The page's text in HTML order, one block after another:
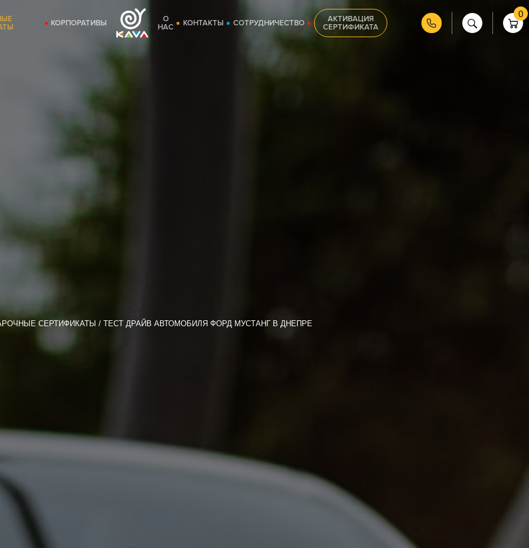
КОРПОРАТИВЫ
О
НАС
КОНТАКТЫ СОТРУДНИЧЕСТВО
АКТИВАЦИЯ
СЕРТИФИКАТА
0
СЕРТИФИКАТЫ ТЕСТ ДРАЙВ АВТОМОБИЛЯ ФОРД МУСТАНГ В ДНЕПРЕ